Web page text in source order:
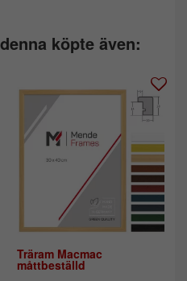
köpte även:
Träram Macmac
måttbeställd